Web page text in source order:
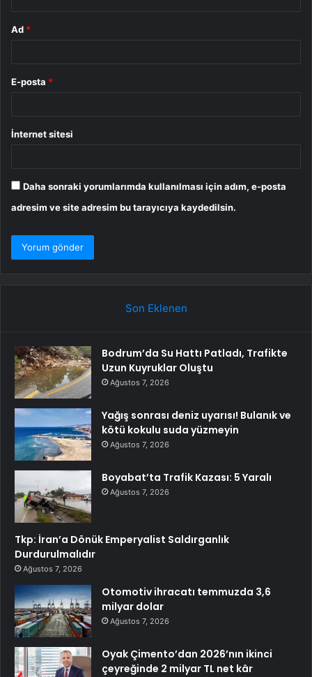
Ad *
E-posta *
İnternet sitesi
Daha sonraki yorumlarımda kullanılması için adım, e-posta
adresim ve site adresim bu tarayıcıya kaydedilsin.
Son Eklenen
Bodrum’da Su Hattı Patladı, Trafikte
Uzun Kuyruklar Oluştu
Ağustos 7, 2026
Yağış sonrası deniz uyarısı! Bulanık ve
kötü kokulu suda yüzmeyin
Ağustos 7, 2026
Boyabat’ta Trafik Kazası: 5 Yaralı
Ağustos 7, 2026
Tkp: İran’a Dönük Emperyalist Saldırganlık
Durdurulmalıdır
Ağustos 7, 2026
Otomotiv ihracatı temmuzda 3,6
milyar dolar
Ağustos 7, 2026
Oyak Çimento’dan 2026’nın ikinci
çeyreğinde 2 milyar TL net kâr